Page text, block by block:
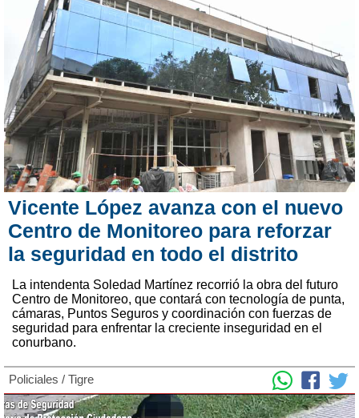
Vicente López avanza con el nuevo
Centro de Monitoreo para reforzar
la seguridad en todo el distrito
La intendenta Soledad Martínez recorrió la obra del futuro
Centro de Monitoreo, que contará con tecnología de punta,
cámaras, Puntos Seguros y coordinación con fuerzas de
seguridad para enfrentar la creciente inseguridad en el
conurbano.
Policiales / Tigre